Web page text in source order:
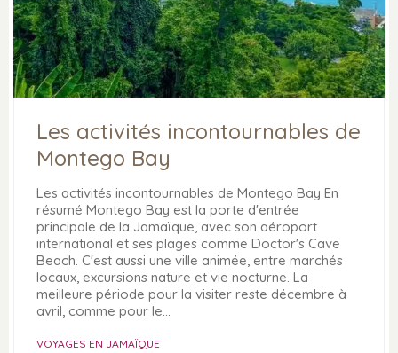
Les activités incontournables de
Montego Bay
Les activités incontournables de Montego Bay En
résumé Montego Bay est la porte d'entrée
principale de la Jamaïque, avec son aéroport
international et ses plages comme Doctor's Cave
Beach. C'est aussi une ville animée, entre marchés
locaux, excursions nature et vie nocturne. La
meilleure période pour la visiter reste décembre à
avril, comme pour le…
VOYAGES EN JAMAÏQUE